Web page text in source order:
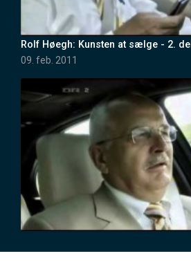
Rolf Høegh: Kunsten at sælge - 2. del
09. feb. 2011
14. feb. 2011